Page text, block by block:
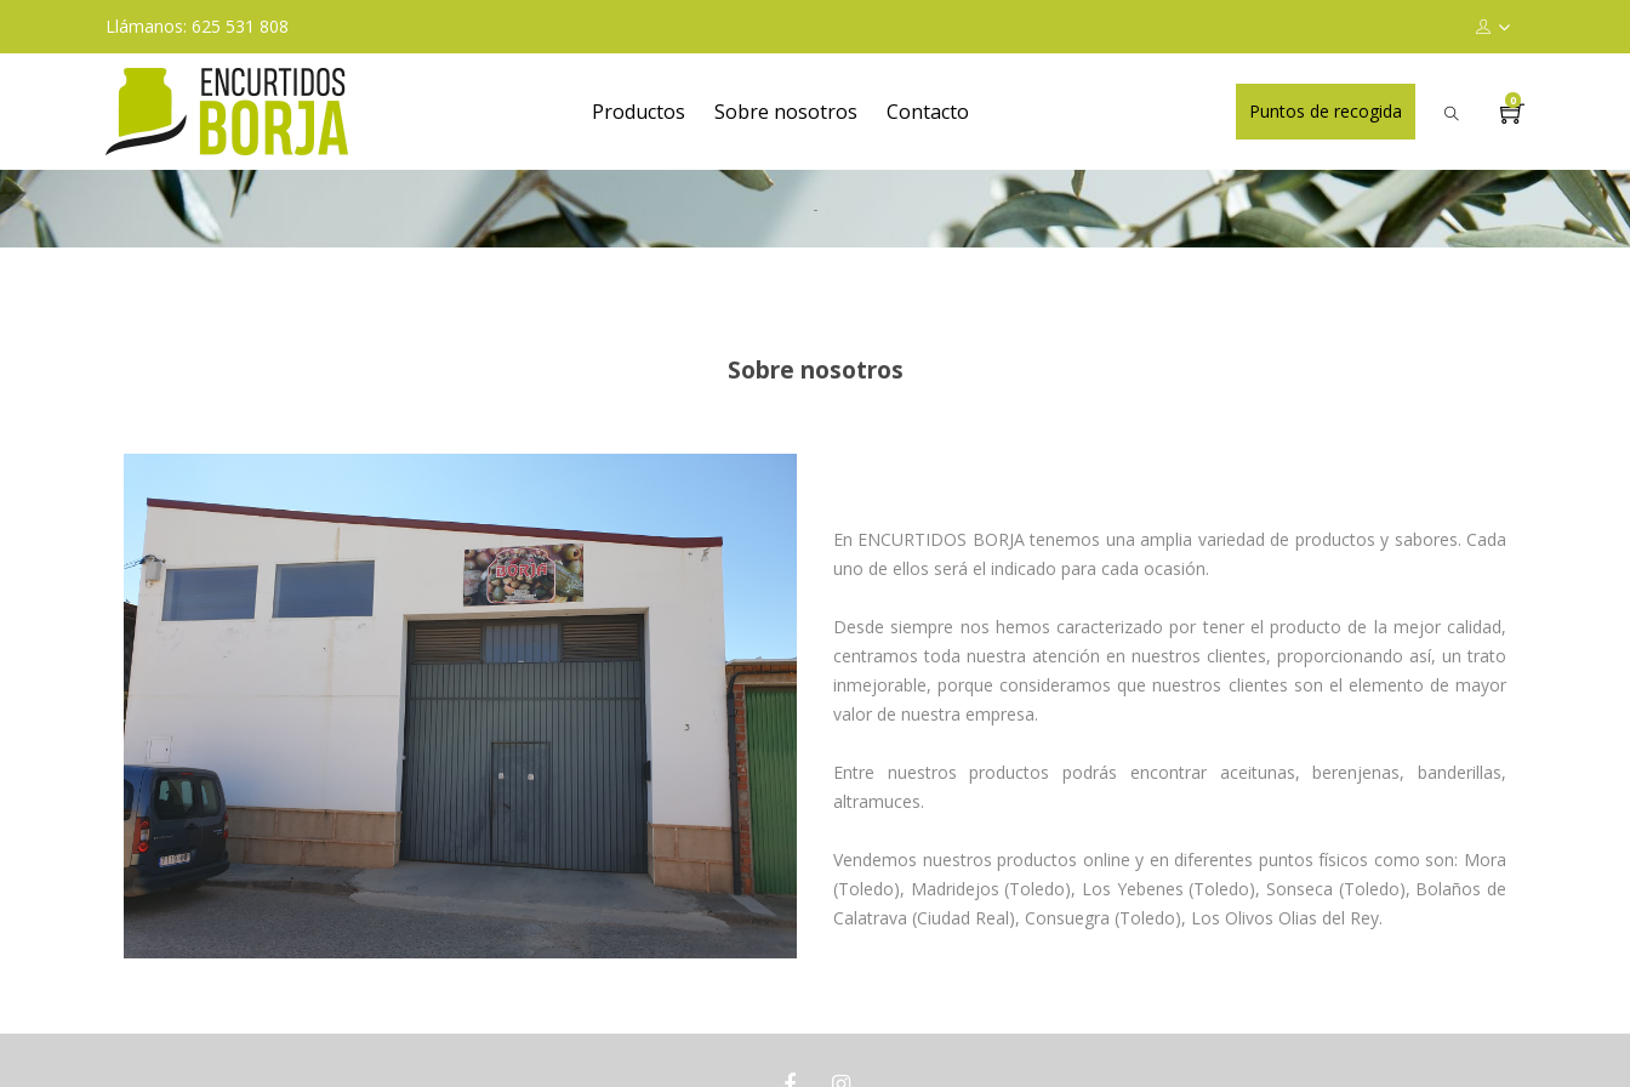
Llámanos: 625 531 808
Productos Sobre nosotros Contacto Puntos de recogida 0
Sobre nosotros
En ENCURTIDOS BORJA tenemos una amplia variedad de productos y sabores. Cada
uno de ellos será el indicado para cada ocasión.
Desde siempre nos hemos caracterizado por tener el producto de la mejor calidad,
centramos toda nuestra atención en nuestros clientes, proporcionando así, un trato
inmejorable, porque consideramos que nuestros clientes son el elemento de mayor
valor de nuestra empresa.
Entre nuestros productos podrás encontrar aceitunas, berenjenas, banderillas,
altramuces.
Vendemos nuestros productos online y en diferentes puntos físicos como son: Mora
(Toledo), Madridejos (Toledo), Los Yebenes (Toledo), Sonseca (Toledo), Bolaños de
Calatrava (Ciudad Real), Consuegra (Toledo), Los Olivos Olias del Rey.